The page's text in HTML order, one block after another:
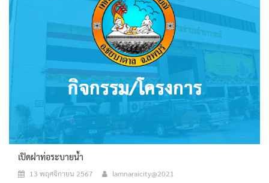
เปิดฝาท่อระบายน้ำ
13 พฤศจิกายน 2567 lamnaraicity@2021